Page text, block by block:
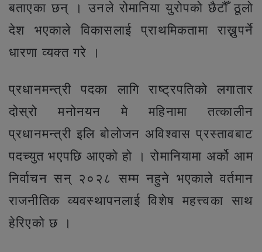
बताएका छन् । उनले रोमानिया युरोपको छैटौँ ठूलो
देश भएकाले विकासलाई प्राथमिकतामा राख्नुपर्ने
धारणा व्यक्त गरे ।
प्रधानमन्त्री पदका लागि राष्ट्रपतिको लगातार
दोस्रो मनोनयन मे महिनामा तत्कालीन
प्रधानमन्त्री इलि बोलोजन अविश्वास प्रस्तावबाट
पदच्युत भएपछि आएको हो । रोमानियामा अर्को आम
निर्वाचन सन् २०२८ सम्म नहुने भएकाले वर्तमान
राजनीतिक व्यवस्थापनलाई विशेष महत्त्वका साथ
हेरिएको छ ।